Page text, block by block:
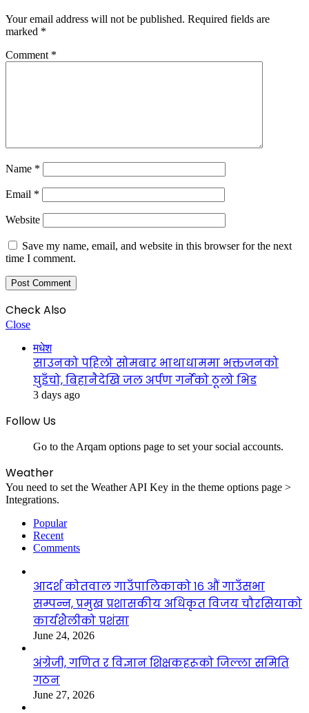
Your email address will not be published. Required fields are
marked *
Comment *
Name *
Email *
Website
Save my name, email, and website in this browser for the next
time I comment.
Check Also
Close
मधेश
साउनको पहिलो सोमबार भाथाधाममा भक्तजनको
घुइँचो, बिहानैदेखि जल अर्पण गर्नेको ठूलो भिड
3 days ago
Follow Us
Go to the Arqam options page to set your social accounts.
Weather
You need to set the Weather API Key in the theme options page >
Integrations.
Popular
Recent
Comments
आदर्श कोतवाल गाउँपालिकाको १६ औं गाउँसभा
सम्पन्न, प्रमुख प्रशासकीय अधिकृत विजय चौरसियाको
कार्यशैलीको प्रशंसा
June 24, 2026
अंग्रेजी, गणित र विज्ञान शिक्षकहरूको जिल्ला समिति
गठन
June 27, 2026